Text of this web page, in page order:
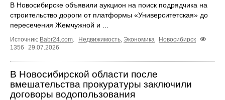
В Новосибирске объявили аукцион на поиск подрядчика на
строительство дороги от платформы «Университетская» до
пересечения Жемчужной и ...
Источник: Babr24.com Недвижимость Экономика
Новосибирск
1356
29.07.2026
В Новосибирской области после
вмешательства прокуратуры заключили
договоры водопользования